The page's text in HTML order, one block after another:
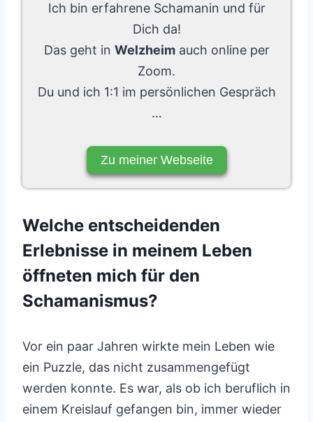
Ich bin erfahrene Schamanin und für
Dich da!
Das geht in Welzheimauch online per
Zoom.
Du und ich 1:1 im persönlichen Gespräch
…
Zu meiner Webseite
Welche entscheidenden
Erlebnisse in meinem Leben
öffneten mich für den
Schamanismus?
Vor ein paar Jahren wirkte mein Leben wie
ein Puzzle, das nicht zusammengefügt
werden konnte. Es war, als ob ich beruflich in
einem Kreislauf gefangen bin, immer wieder